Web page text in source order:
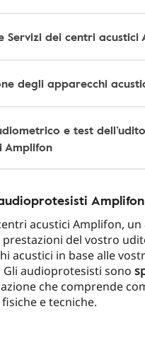
Servizi dei centri acustici
degli apparecchi
e test
Amplifon
Amplifon
acustici Amplifon, un
prestazioni del vostro
acustici in base alle
Gli audioprotesisti sono
che comprende
e tecniche.